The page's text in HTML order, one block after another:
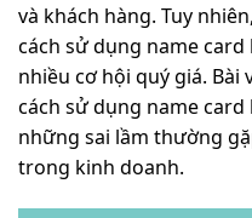
và khách hàng. Tuy
cách sử dụng name
nhiều cơ hội quý giá. Bài
cách sử dụng name
những sai lầm thường
trong kinh doanh.